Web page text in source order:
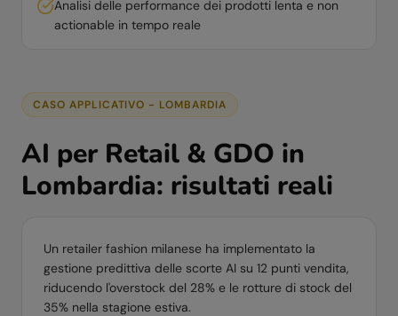
Analisi delle performance dei prodotti lenta e non
actionable in tempo reale
CASO APPLICATIVO - LOMBARDIA
AI per Retail & GDO in
Lombardia: risultati reali
Un retailer fashion milanese ha implementato la
gestione predittiva delle scorte AI su 12 punti vendita,
riducendo l'overstock del 28% e le rotture di stock del
35% nella stagione estiva.